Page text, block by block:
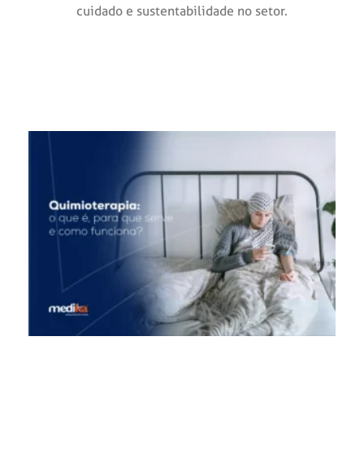
cuidado e sustentabilidade no setor.